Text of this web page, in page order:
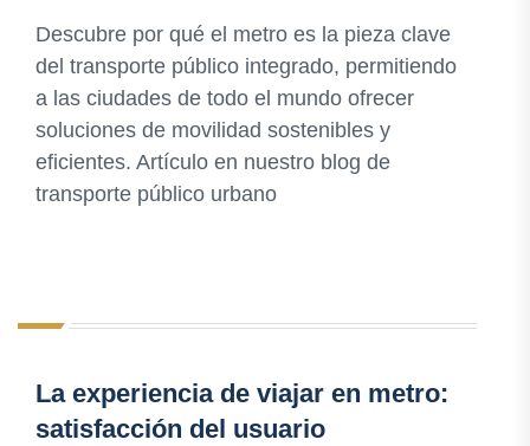
Descubre por qué el metro es la pieza clave
del transporte público integrado, permitiendo
a las ciudades de todo el mundo ofrecer
soluciones de movilidad sostenibles y
eficientes. Artículo en nuestro blog de
transporte público urbano
La experiencia de viajar en metro:
satisfacción del usuario